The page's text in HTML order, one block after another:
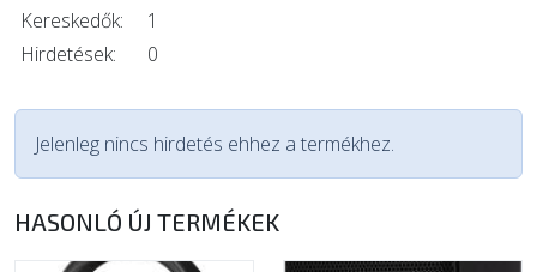
Kereskedők:
1
Hirdetések:
0
Jelenleg nincs hirdetés ehhez a termékhez.
HASONLÓ ÚJ TERMÉKEK